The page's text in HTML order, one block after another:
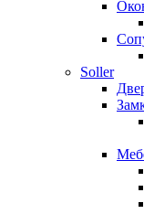
Soller